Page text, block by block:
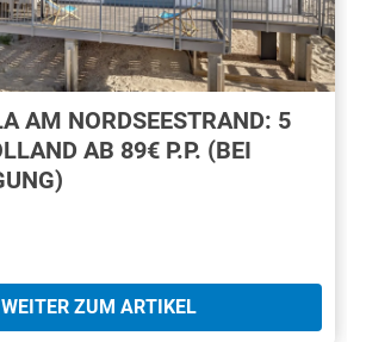
AM NORDSEESTRAND: 5
AB 89€ P.P. (BEI
WEITER ZUM ARTIKEL